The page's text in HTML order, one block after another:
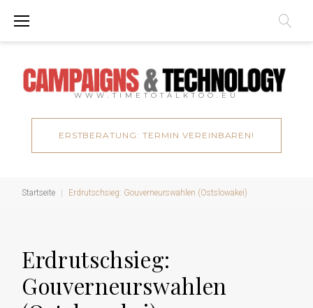
Inhalt
WWW.TIMETOTALKTOO.EU
ERSTBERATUNG: TERMIN VEREINBAREN!
Startseite Erdrutschsieg: Gouverneurswahlen (Ostslowakei)
Erdrutschsieg:
Gouverneurswahlen